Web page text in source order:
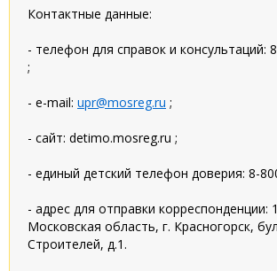
Контактные данные:
- телефон для справок и консультаций:
;
- e-mail: upr@mosreg.ru ;
- сайт: detimo.mosreg.ru ;
- единый детский телефон доверия: 8-
- адрес для отправки корреспонденции:
Московская область, г. Красногорск,
Строителей, д.1.